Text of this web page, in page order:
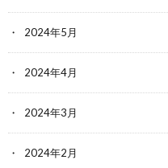
2024年5月
2024年4月
2024年3月
2024年2月